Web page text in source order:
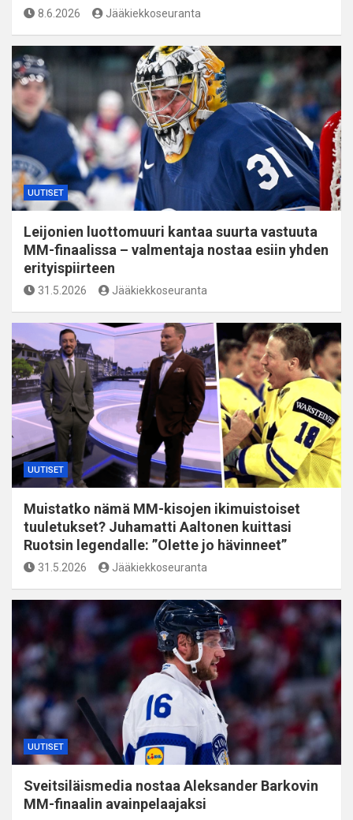
8.6.2026 Jääkiekkoseuranta
UUTISET
Leijonien luottomuuri kantaa suurta vastuuta
MM-finaalissa – valmentaja nostaa esiin yhden
erityispiirteen
31.5.2026 Jääkiekkoseuranta
UUTISET
Muistatko nämä MM-kisojen ikimuistoiset
tuuletukset? Juhamatti Aaltonen kuittasi
Ruotsin legendalle: ”Olette jo hävinneet”
31.5.2026 Jääkiekkoseuranta
UUTISET
Sveitsiläismedia nostaa Aleksander Barkovin
MM-finaalin avainpelaajaksi